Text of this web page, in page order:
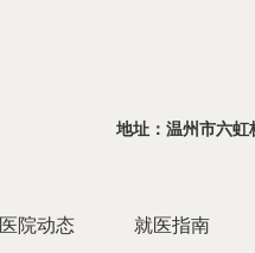
地址：温州市六
医院动态 就医指南